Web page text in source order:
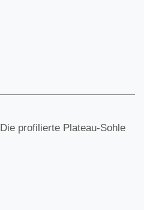
profilierte Plateau-Sohle